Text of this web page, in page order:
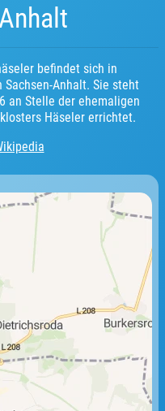
befindet sich in
Anhalt. Sie steht
an Stelle der ehemaligen
Häseler errichtet.